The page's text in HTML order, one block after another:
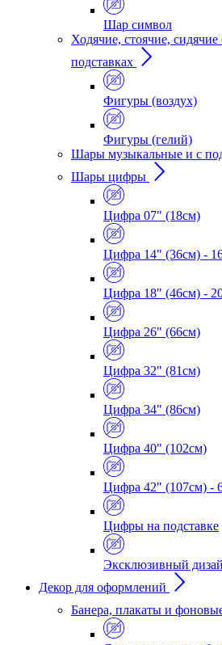
Шар символ
Ходячие, стоячие,
подставках
Фигуры (воздух)
Фигуры (гелий)
Шары музыкальные и с
Шары цифры
Цифра 07" (18см)
Цифра 14" (36см) -
Цифра 18" (46см) -
Цифра 26" (66см)
Цифра 32" (81см)
Цифра 34" (86см)
Цифра 40" (102см)
Цифра 42" (107см) -
Цифры на подставке
Эксклюзивный
Декор для оформлений
Банера, плакаты и